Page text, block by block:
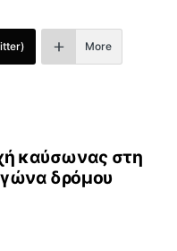
More
καύσωνας στη
δρόμου